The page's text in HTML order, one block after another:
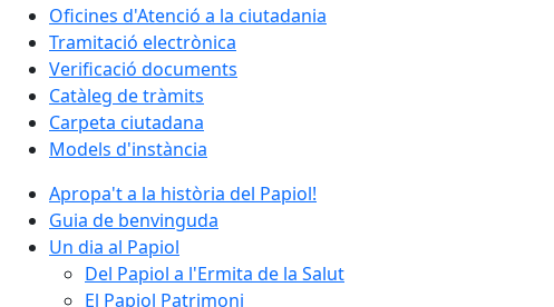
Oficines d'Atenció a la ciutadania
Tramitació electrònica
Verificació documents
Catàleg de tràmits
Carpeta ciutadana
Models d'instància
Apropa't a la història del Papiol!
Guia de benvinguda
Un dia al Papiol
Del Papiol a l'Ermita de la Salut
El Papiol Patrimoni